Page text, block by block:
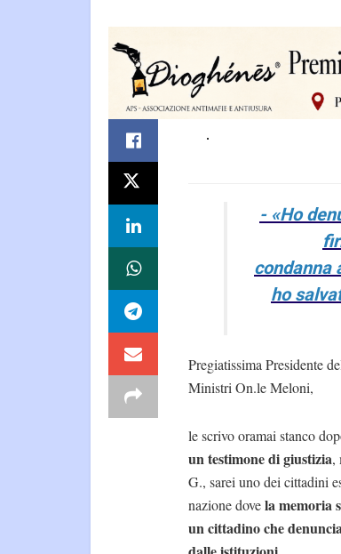
- «Ho
condanna
ho
Pregiatissima Presidente
Ministri On.le Meloni,
le scrivo oramai stanco
un testimone di giustizia,
G., sarei uno dei cittadini
nazione dovela memoria
un cittadino che